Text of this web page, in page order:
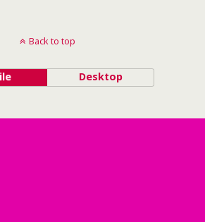
Back to top
Desktop